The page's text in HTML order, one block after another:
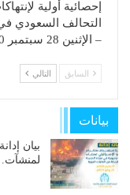
إحصائية أولية
التحالف السعودي
– الإثنين 28 سبتمبر 2020
السابق التالي
بيانات
بيان
لمنشآت…